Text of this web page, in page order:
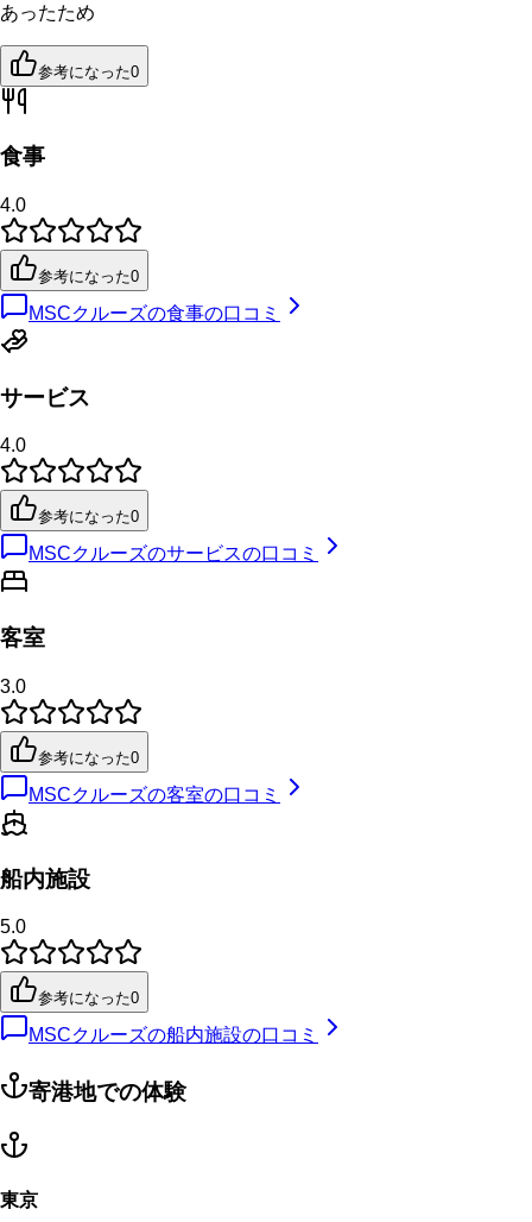
あったため
参考になった0
食事
4.0
参考になった0
MSCクルーズの食事の口コミ
サービス
4.0
参考になった0
MSCクルーズのサービスの口コミ
客室
3.0
参考になった0
MSCクルーズの客室の口コミ
船内施設
5.0
参考になった0
MSCクルーズの船内施設の口コミ
寄港地での体験
東京